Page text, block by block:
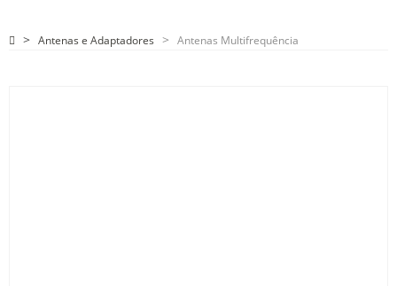
Antenas e Adaptadores Antenas Multifrequência